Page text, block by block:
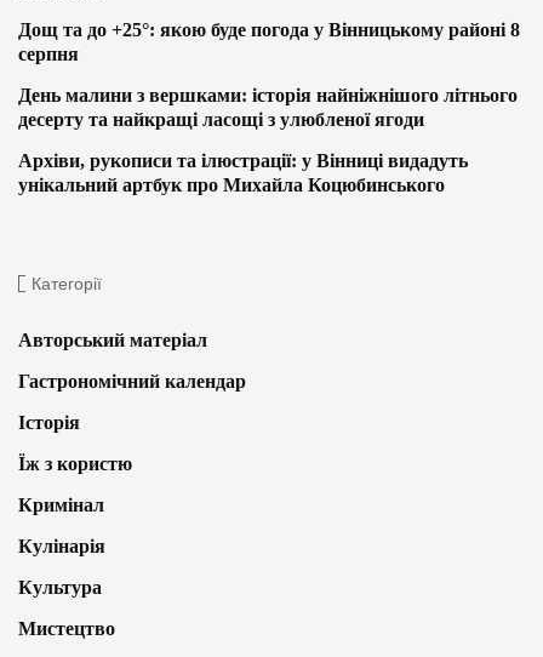
Дощ та до +25°: якою буде погода у Вінницькому районі 8
серпня
День малини з вершками: історія найніжнішого літнього
десерту та найкращі ласощі з улюбленої ягоди
Архіви, рукописи та ілюстрації: у Вінниці видадуть
унікальний артбук про Михайла Коцюбинського
Категорії
Авторський матеріал
Гастрономічний календар
Історія
Їж з користю
Кримінал
Кулінарія
Культура
Мистецтво